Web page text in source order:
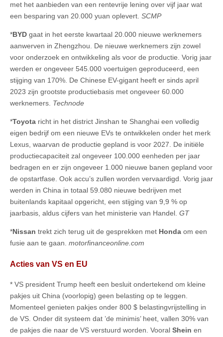
met het aanbieden van een rentevrije lening over vijf jaar wat
een besparing van 20.000 yuan oplevert. SCMP
*BYD gaat in het eerste kwartaal 20.000 nieuwe werknemers
aanwerven in Zhengzhou. De nieuwe werknemers zijn zowel
voor onderzoek en ontwikkeling als voor de productie. Vorig jaar
werden er ongeveer 545.000 voertuigen geproduceerd, een
stijging van 170%. De Chinese EV-gigant heeft er sinds april
2023 zijn grootste productiebasis met ongeveer 60.000
werknemers. Technode
*Toyota richt in het district Jinshan te Shanghai een volledig
eigen bedrijf om een nieuwe EVs te ontwikkelen onder het merk
Lexus, waarvan de productie gepland is voor 2027. De initiële
productiecapaciteit zal ongeveer 100.000 eenheden per jaar
bedragen en er zijn ongeveer 1.000 nieuwe banen gepland voor
de opstartfase. Ook accu’s zullen worden vervaardigd. Vorig jaar
werden in China in totaal 59.080 nieuwe bedrijven met
buitenlands kapitaal opgericht, een stijging van 9,9 % op
jaarbasis, aldus cijfers van het ministerie van Handel. GT
*Nissan trekt zich terug uit de gesprekken met Honda om een
fusie aan te gaan. motorfinanceonline.com
Acties van VS en EU
* VS president Trump heeft een besluit ondertekend om kleine
pakjes uit China (voorlopig) geen belasting op te leggen.
Momenteel genieten pakjes onder 800 $ belastingvrijstelling in
de VS. Onder dit systeem dat ’de minimis’ heet, vallen 30% van
de pakjes die naar de VS verstuurd worden. Vooral Shein en